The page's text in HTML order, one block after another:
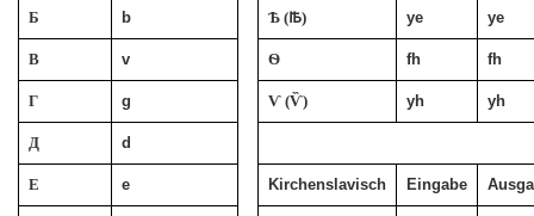
Б b Ѣ (Ꙓ) ye ye
В v Ѳ fh fh
Г g Ѵ (Ѷ) yh yh
Д d
Е e Kirchenslavisch Eingabe